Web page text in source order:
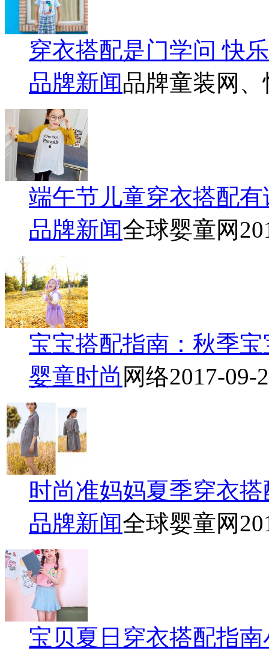
穿衣搭配是门学问 快
品牌新闻品牌童装网
端午节儿童穿衣搭配
品牌新闻全球婴童网
宝宝搭配指南：秋季
婴童时尚 网络2017-09-
时尚准妈妈夏季穿衣
品牌新闻全球婴童网
宝贝夏日穿衣搭配指